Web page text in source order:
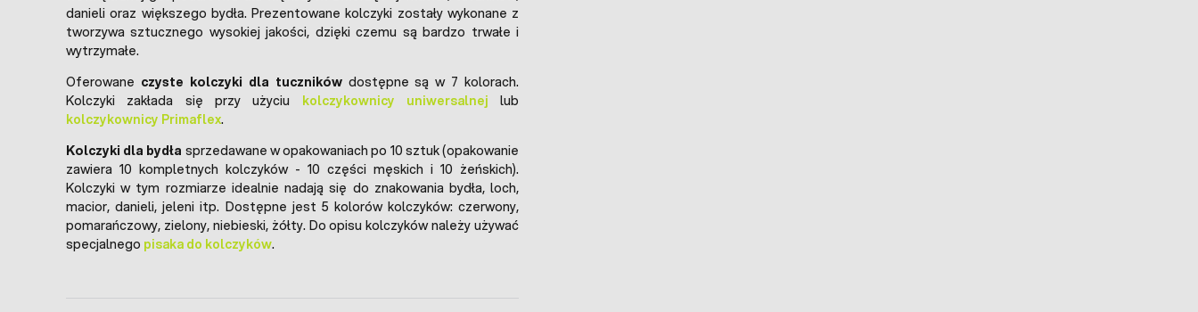
danieli oraz większego bydła. Prezentowane kolczyki zostały wykonane z
tworzywa sztucznego wysokiej jakości, dzięki czemu są bardzo trwałe i
wytrzymałe.
Oferowane czyste kolczyki dla tucznikówdostępne są w 7 kolorach.
Kolczyki zakłada się przy użyciu kolczykownicy uniwersalnej lub
kolczykownicy Primaflex.
Kolczyki dla bydła sprzedawane w opakowaniach po 10 sztuk (opakowanie
zawiera 10 kompletnych kolczyków - 10 części męskich i 10 żeńskich).
Kolczyki w tym rozmiarze idealnie nadają się do znakowania bydła, loch,
macior, danieli, jeleni itp. Dostępne jest 5 kolorów kolczyków: czerwony,
pomarańczowy, zielony, niebieski, żółty. Do opisu kolczyków należy używać
specjalnego pisaka do kolczyków.